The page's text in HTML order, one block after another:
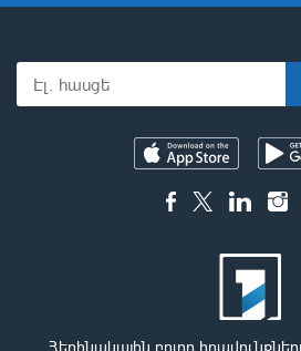
Հեղինակային բոլոր